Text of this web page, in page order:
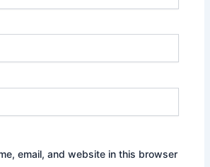
email, and website in this browser